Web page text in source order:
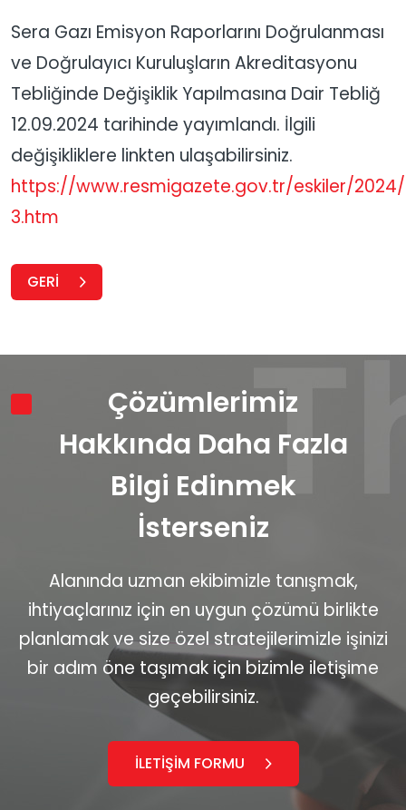
Sera Gazı Emisyon Raporlarını Doğrulanması
ve Doğrulayıcı Kuruluşların Akreditasyonu
Tebliğinde Değişiklik Yapılmasına Dair Tebliğ
12.09.2024 tarihinde yayımlandı. İlgili
değişikliklere linkten ulaşabilirsiniz.
https://www.resmigazete.gov.tr/eskiler/
3.htm
GERİ
Çözümlerimiz
Hakkında Daha Fazla
Bilgi Edinmek
İsterseniz
Alanında uzman ekibimizle tanışmak,
ihtiyaçlarınız için en uygun çözümü birlikte
planlamak ve size özel stratejilerimizle işinizi
bir adım öne taşımak için bizimle iletişime
geçebilirsiniz.
İLETİŞİM FORMU